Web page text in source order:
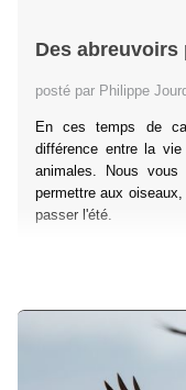
Des abreuvoirs
posté par Philippe
En ces temps de
différence entre la
animales. Nous
permettre aux
passer l'été.